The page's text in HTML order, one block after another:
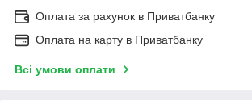
Оплата за рахунок в Приватбанку
Оплата на карту в Приватбанку
Всі умови оплати